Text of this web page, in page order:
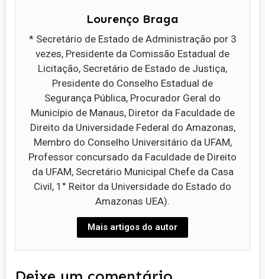
Lourenço Braga
* Secretário de Estado de Administração por 3
vezes, Presidente da Comissão Estadual de
Licitação, Secretário de Estado de Justiça,
Presidente do Conselho Estadual de
Segurança Pública, Procurador Geral do
Município de Manaus, Diretor da Faculdade de
Direito da Universidade Federal do Amazonas,
Membro do Conselho Universitário da UFAM,
Professor concursado da Faculdade de Direito
da UFAM, Secretário Municipal Chefe da Casa
Civil, 1° Reitor da Universidade do Estado do
Amazonas UEA).
Mais artigos do autor